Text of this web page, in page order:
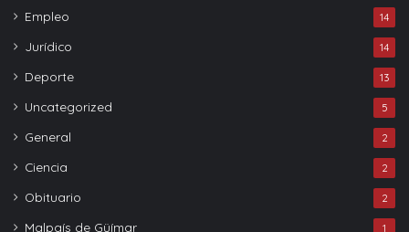
Empleo 14
Jurídico 14
Deporte 13
Uncategorized 5
General 2
Ciencia 2
Obituario 2
Malpaís de Güímar 1